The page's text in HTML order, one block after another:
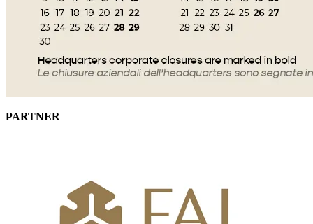
PARTNER